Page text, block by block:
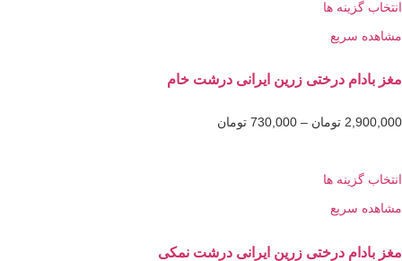
ها
سریع
درختی زرین ایرانی درشت خام
تومان –
730,000 تومان
ها
سریع
درختی زرین ایرانی درشت نمکی